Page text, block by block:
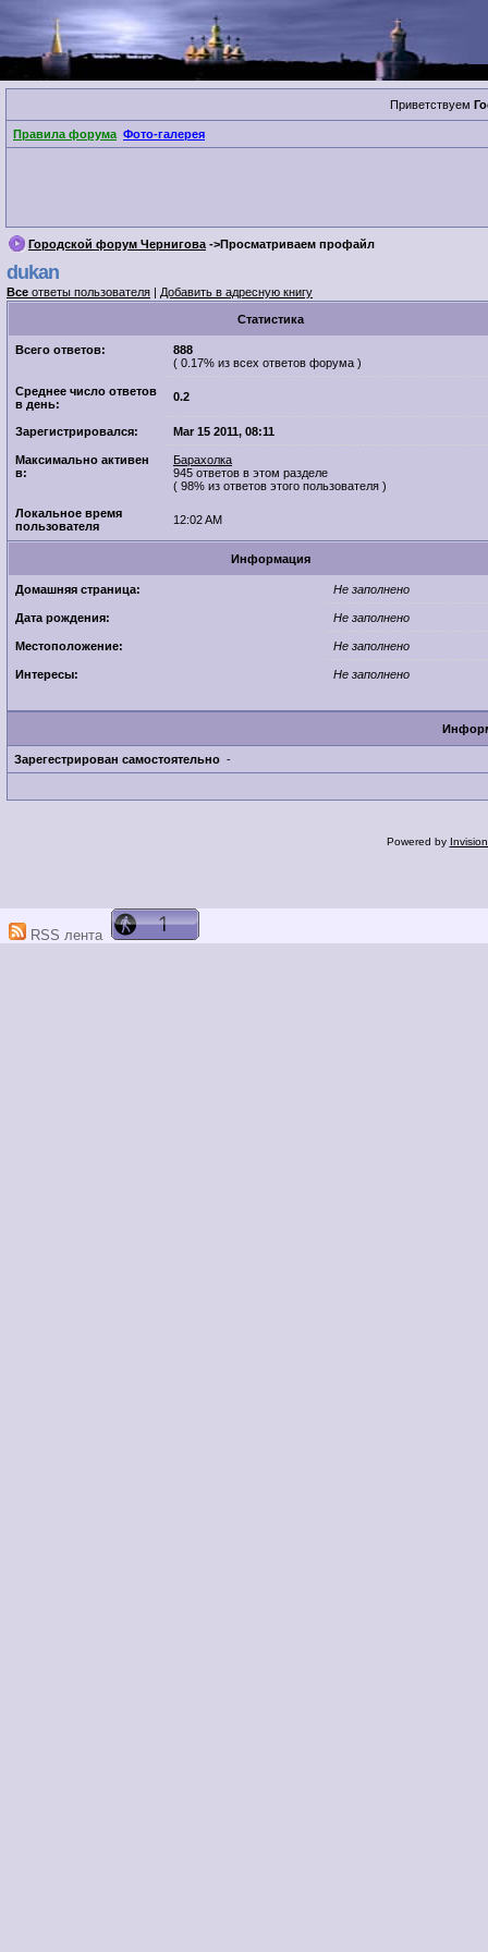
Приветствуем
Правила форума Фото-галерея
Городской форум Чернигова ->Просматриваем профайл
dukan
Все ответы пользователя | Добавить в адресную книгу
Cтатистика
Всего ответов:
888
( 0.17% из всех ответов форума )
Среднее число ответов
в день:
0.2
Зарегистрировался: Mar 15 2011, 08:11
Максимально активен
в:
Барахолка
945 ответов в этом разделе
( 98% из ответов этого пользователя )
Локальное время
пользователя
12:02 AM
Информация
Домашняя страница: Не заполнено
Дата рождения: Не заполнено
Местоположение: Не заполнено
Интересы: Не заполнено
Зарегестрирован самостоятельно -
Powered by
RSS лента